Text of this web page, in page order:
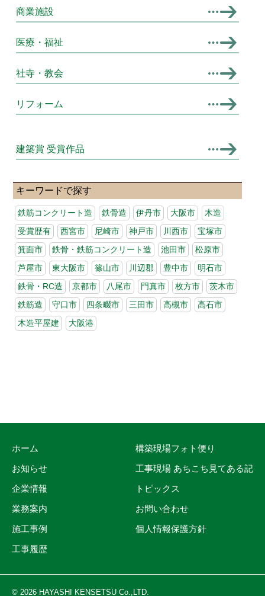
商業施設
医療・福祉
社寺・教会
リフォーム
建築賞 受賞作品
キーワードで探す
鉄筋コンクリート造 鉄骨造 伊丹市 大阪市 木造
受賞歴有 西宮市 尼崎市 神戸市 川西市 宝塚市
箕面市 鉄骨・鉄筋コンクリート造 池田市 松原市
芦屋市 東大阪市 篠山市 川辺郡 豊中市 明石市
鉄骨・RC造 京都市 八尾市 門真市 枚方市 茨木市
鉄筋造 守口市 四条畷市 三田市 高槻市 高石市
木造平屋建 大阪港
ホーム
お知らせ
企業情報
業務案内
施工事例
工事履歴
構築現場フォト便り
工事現場 あちこち見てある記
トピックス
お問い合わせ
個人情報保護方針
© 2026 HAYASHI KENSETSU Co.,LTD.